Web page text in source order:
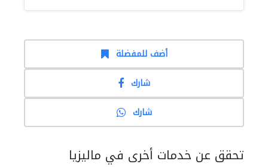
أضف للمفضلة
شارك
شارك
تحقق عن خدمات أخرى في ماليزيا